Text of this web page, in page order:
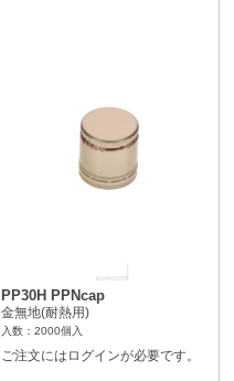
PP30H PPNcap
金無地(耐熱用)
入数：2000個入
ご注文にはログインが必要です。